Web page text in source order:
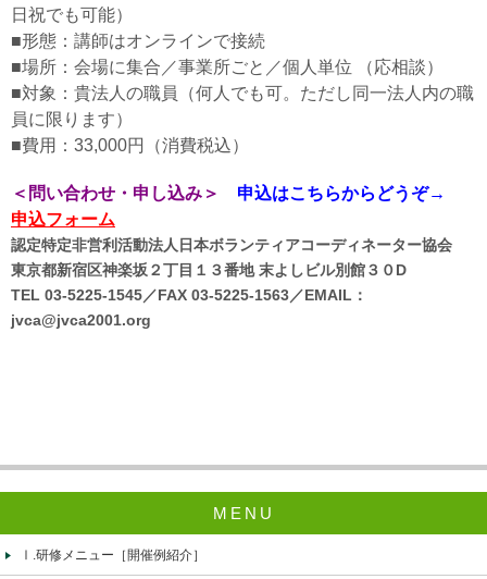
日祝でも可能）
■形態：講師はオンラインで接続
■場所：会場に集合／事業所ごと／個人単位 （応相談）
■対象：貴法人の職員（何人でも可。ただし同一法人内の職
員に限ります）
■費用：33,000円（消費税込）
＜問い合わせ・申し込み＞ 申込はこちらからどうぞ→
申込フォーム
認定特定非営利活動法人日本ボランティアコーディネーター協会
東京都新宿区神楽坂２丁目１３番地 末よしビル別館３０D
TEL 03-5225-1545／FAX 03-5225-1563／EMAIL：
jvca@jvca2001.org
MENU
Ⅰ.研修メニュー［開催例紹介］